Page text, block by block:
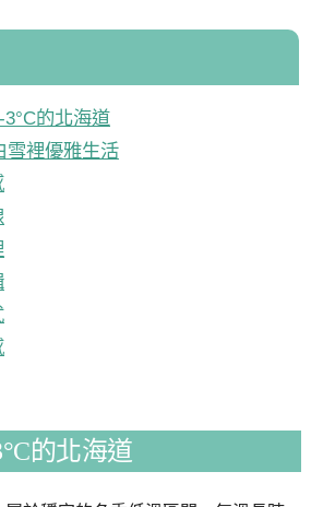
的北海道
雪裡優雅生活
的北海道